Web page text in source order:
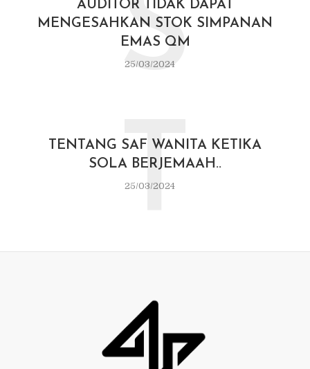
AUDITOR TIDAK DAPAT
MENGESAHKAN STOK SIMPANAN
EMAS QM
25/03/2024
S
TENTANG SAF WANITA KETIKA
SOLA BERJEMAAH..
25/03/2024
T